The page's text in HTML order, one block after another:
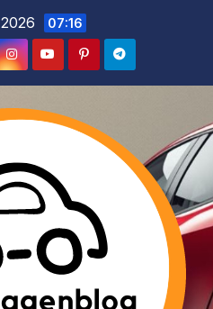
öffnen
07:16